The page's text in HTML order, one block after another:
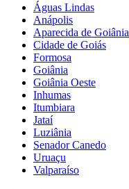
Águas Lindas
Anápolis
Aparecida de Goiânia
Cidade de Goiás
Formosa
Goiânia
Goiânia Oeste
Inhumas
Itumbiara
Jataí
Luziânia
Senador Canedo
Uruaçu
Valparaíso